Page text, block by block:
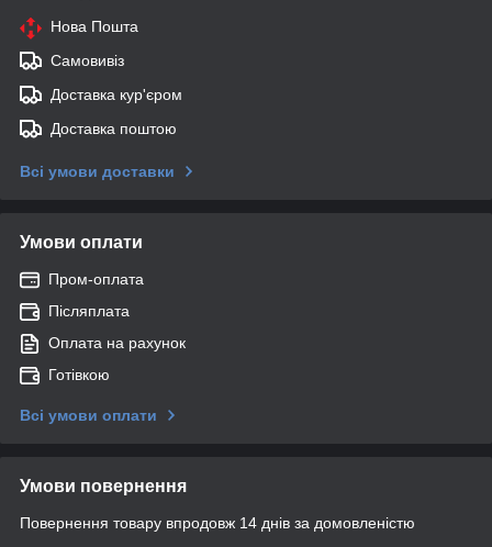
Нова Пошта
Самовивіз
Доставка кур'єром
Доставка поштою
Всі умови доставки
Умови оплати
Пром-оплата
Післяплата
Оплата на рахунок
Готівкою
Всі умови оплати
Умови повернення
Повернення товару впродовж 14 днів за домовленістю